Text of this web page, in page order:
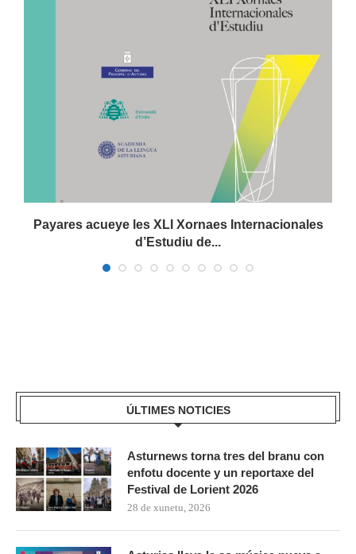
Payares acueye les XLI Xornaes Internacionales
d’Estudiu de...
ÚLTIMES NOTICIES
Asturnews torna tres del branu con
enfotu docente y un reportaxe del
Festival de Lorient 2026
28 de xunetu, 2026